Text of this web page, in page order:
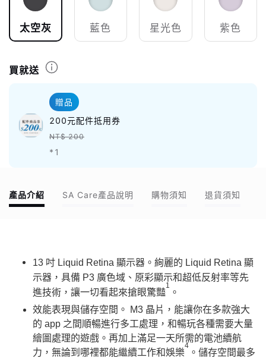
太空灰 藍色 星光色 紫色
買就送
贈品
200元配件抵用券
NT$ 200
*1
產品介紹 SA Care產品說明 購物須知 退貨須知
13 吋 Liquid Retina 顯示器。絢麗的 Liquid Retina 顯
示器，具備 P3 廣色域、原彩顯示和超低反射率等先
進技術，讓一切看起來搶眼驚豔
1
。
效能表現與儲存空間。 M3 晶片，能讓你在多款強大
的 app 之間順暢進行多工處理，和暢玩各種需要大量
繪圖處理的遊戲。再加上滿足一天所需的電池續航
力，無論到哪裡都能繼續工作和娛樂
4
。儲存空間最多